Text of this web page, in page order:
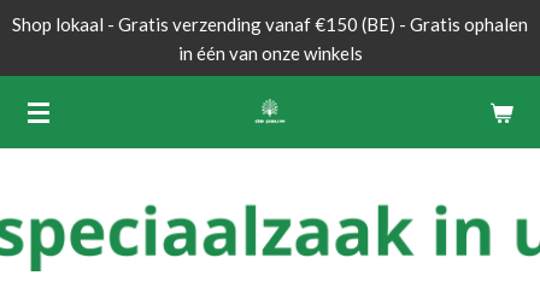
Ga
naar
de
Shop lokaal - Gratis verzending vanaf €150 (BE) - Gratis ophalen
in één van onze winkels